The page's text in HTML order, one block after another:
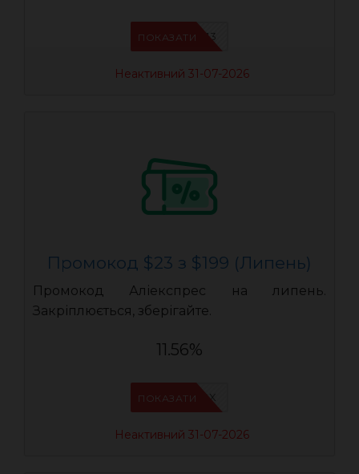
IFPALKJ3
ПОКАЗАТИ
Неактивний 31-07-2026
Промокод $23 з $199 (Липень)
Промокод Аліекспрес на липень.
Закріплюється, зберігайте.
11.56%
IFPQ4KGX
ПОКАЗАТИ
Неактивний 31-07-2026